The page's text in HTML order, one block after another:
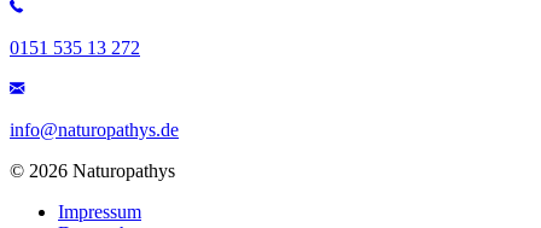
0151 535 13 272
info@naturopathys.de
© 2026 Naturopathys
Impressum